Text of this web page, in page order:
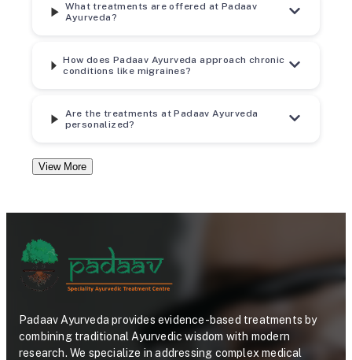
What treatments are offered at Padaav
Ayurveda?
How does Padaav Ayurveda approach chronic
conditions like migraines?
Are the treatments at Padaav Ayurveda
personalized?
View More
Padaav Ayurveda provides evidence-based treatments by
combining traditional Ayurvedic wisdom with modern
research. We specialize in addressing complex medical